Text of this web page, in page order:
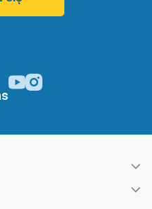
Odwiedź nasz profil w
Odwiedź nasz profil w